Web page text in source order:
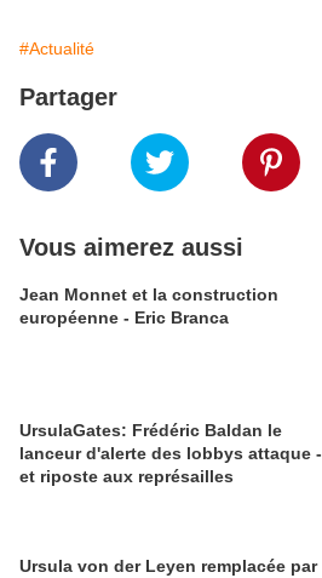
#Actualité
Partager
Vous aimerez aussi
Jean Monnet et la construction
européenne - Eric Branca
UrsulaGates: Frédéric Baldan le
lanceur d'alerte des lobbys attaque -
et riposte aux représailles
Ursula von der Leyen remplacée par